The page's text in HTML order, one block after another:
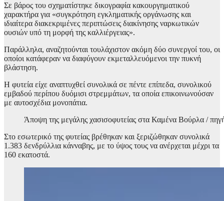
Σε βάρος του σχηματίστηκε δικογραφία κακουργηματικού
χαρακτήρα για «συγκρότηση εγκληματικής οργάνωσης και
ιδιαίτερα διακεκριμένες περιπτώσεις διακίνησης ναρκωτικών
ουσιών υπό τη μορφή της καλλιέργειας».
Παράλληλα, αναζητούνται τουλάχιστον ακόμη δύο συνεργοί του, οι
οποίοι κατάφεραν να διαφύγουν εκμεταλλευόμενοι την πυκνή
βλάστηση.
Η φυτεία είχε αναπτυχθεί συνολικά σε πέντε επίπεδα, συνολικού
εμβαδού περίπου δυόμισι στρεμμάτων, τα οποία επικοινωνούσαν
με αυτοσχέδια μονοπάτια.
Άποψη της μεγάλης χασισοφυτείας στα Καμένα Βούρλα /
Στο εσωτερικό της φυτείας βρέθηκαν και ξεριζώθηκαν συνολικά
1.383 δενδρύλλια κάνναβης, με το ύψος τους να ανέρχεται μέχρι τα
160 εκατοστά.